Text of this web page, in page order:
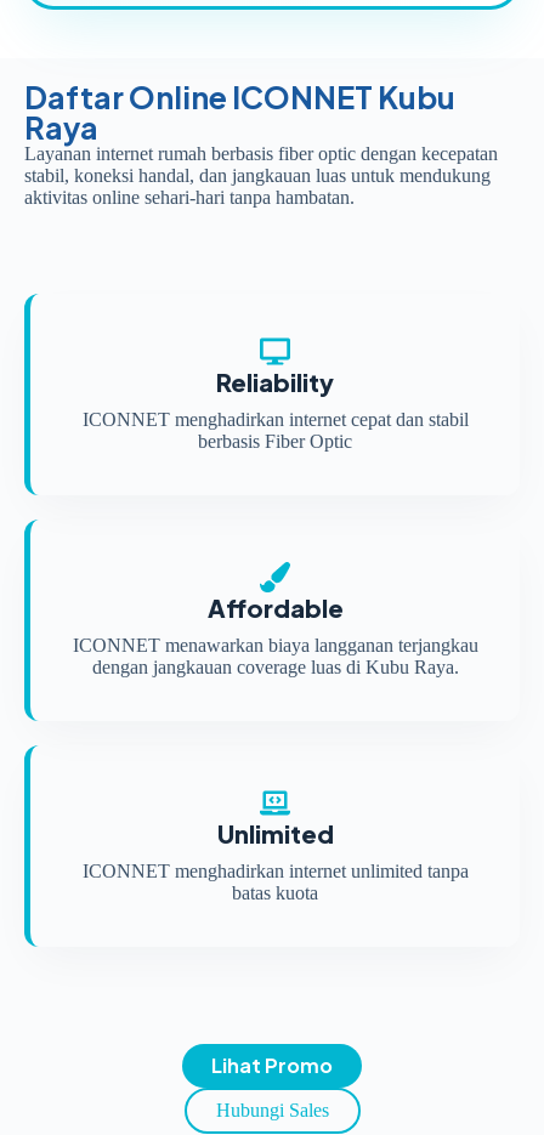
Daftar Online ICONNET Kubu
Raya
Layanan internet rumah berbasis fiber optic dengan kecepatan
stabil, koneksi handal, dan jangkauan luas untuk mendukung
aktivitas online sehari-hari tanpa hambatan.
Reliability
ICONNET menghadirkan internet cepat dan stabil
berbasis Fiber Optic
Affordable
ICONNET menawarkan biaya langganan terjangkau
dengan jangkauan coverage luas di Kubu Raya.
Unlimited
ICONNET menghadirkan internet unlimited tanpa
batas kuota
Lihat Promo
Hubungi Sales